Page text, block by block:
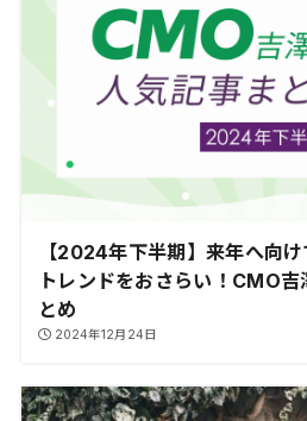
【2024年下半期】来年へ向
トレンドをおさらい！CMO
とめ
2024年12月24日